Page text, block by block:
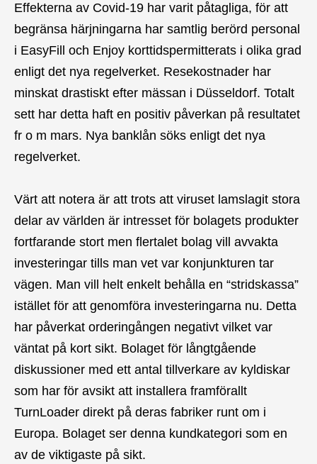
Effekterna av Covid-19 har varit påtagliga, för att
begränsa härjningarna har samtlig berörd personal
i EasyFill och Enjoy korttidspermitterats i olika grad
enligt det nya regelverket. Resekostnader har
minskat drastiskt efter mässan i Düsseldorf. Totalt
sett har detta haft en positiv påverkan på resultatet
fr o m mars. Nya banklån söks enligt det nya
regelverket.
Värt att notera är att trots att viruset lamslagit stora
delar av världen är intresset för bolagets produkter
fortfarande stort men flertalet bolag vill avvakta
investeringar tills man vet var konjunkturen tar
vägen. Man vill helt enkelt behålla en “stridskassa”
istället för att genomföra investeringarna nu. Detta
har påverkat orderingången negativt vilket var
väntat på kort sikt. Bolaget för långtgående
diskussioner med ett antal tillverkare av kyldiskar
som har för avsikt att installera framförallt
TurnLoader direkt på deras fabriker runt om i
Europa. Bolaget ser denna kundkategori som en
av de viktigaste på sikt.